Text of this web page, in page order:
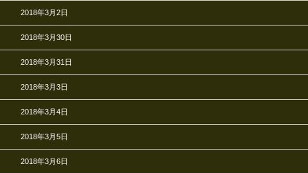
2018年3月2日
2018年3月30日
2018年3月31日
2018年3月3日
2018年3月4日
2018年3月5日
2018年3月6日